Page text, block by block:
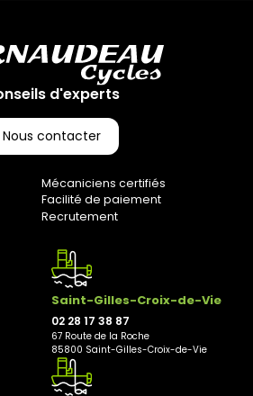
ou par e-mail à
d'experts
Nous contacter
Mécaniciens certifiés
Facilité de paiement
Recrutement
Saint-Gilles-Croix-de-Vie
02 28 17 38 87
67 Route de la Roche
85800 Saint-Gilles-Croix-de-Vie